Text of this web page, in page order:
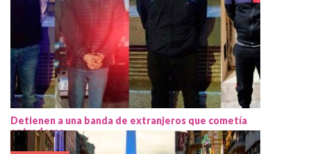
Detienen a una banda de extranjeros que cometía
entraderas